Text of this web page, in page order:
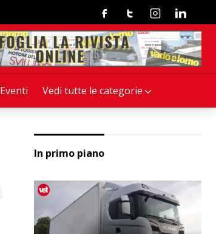
Eventi Vedi tutte le categorie
FacebookTwitterInstagramLinkedin
In primo piano